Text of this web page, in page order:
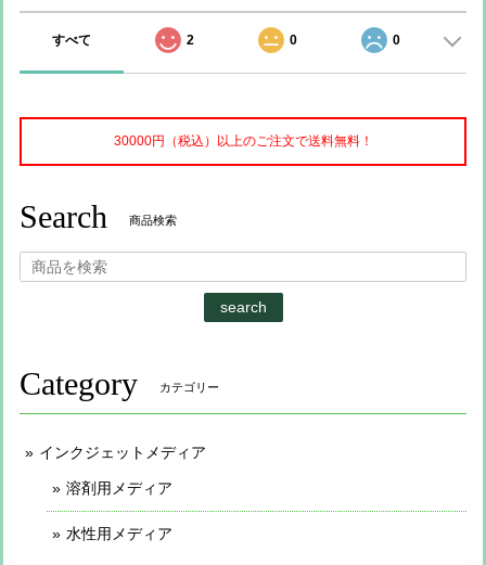
すべて 2 0 0
30000円（税込）以上のご注文で送料無料！
Search 商品検索
search
Category カテゴリー
インクジェットメディア
溶剤用メディア
水性用メディア